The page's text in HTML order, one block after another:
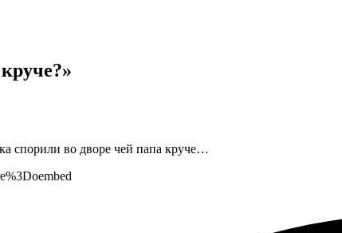
спорили во дворе чей папа круче…